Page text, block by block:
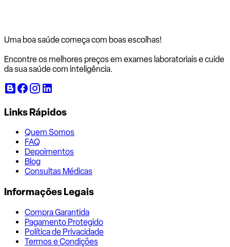
Uma boa saúde começa com boas escolhas!
Encontre os melhores preços em exames laboratoriais e cuide
da sua saúde com inteligência.
Links Rápidos
Quem Somos
FAQ
Depoimentos
Blog
Consultas Médicas
Informações Legais
Compra Garantida
Pagamento Protegido
Política de Privacidade
Termos e Condições